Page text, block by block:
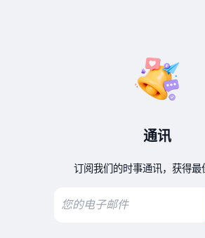
通讯
订阅我们的时事通讯，获得最